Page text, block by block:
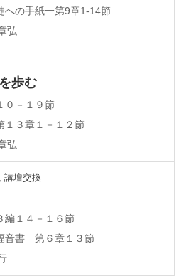
への手紙一第9章1-14節
弘
歩む
－１９節
３章１－１２節
弘
講壇交換
１４－１６節
音書 第６章１３節